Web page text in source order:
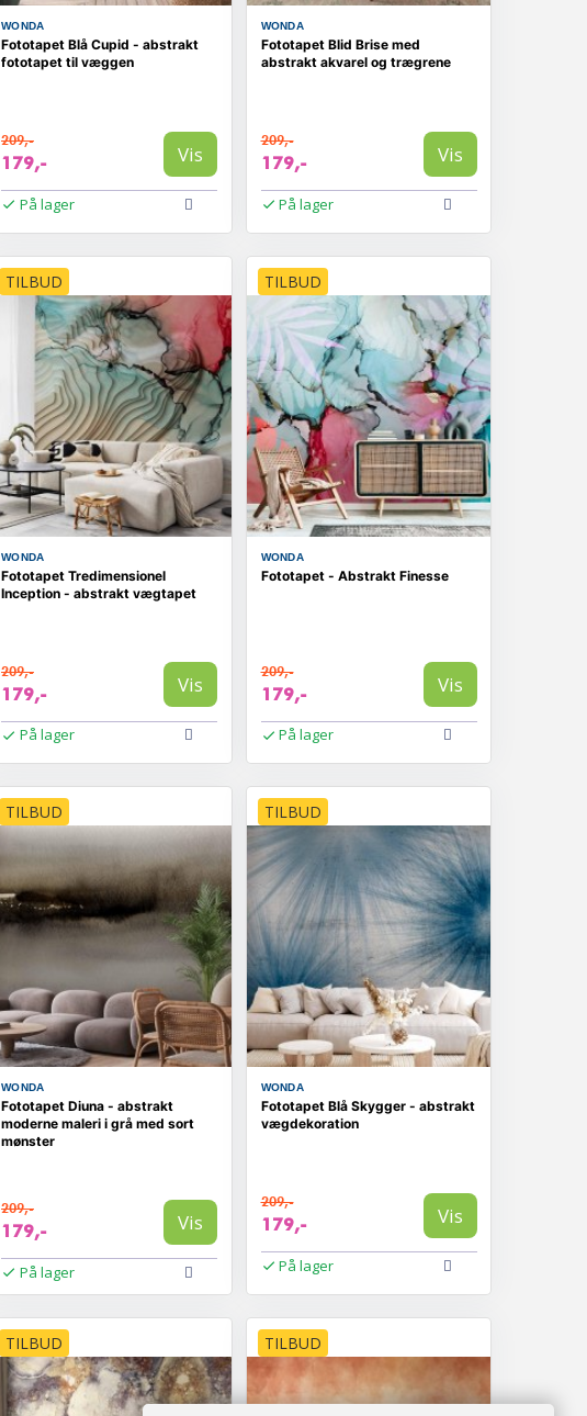
WONDA
Fototapet Blå Cupid - abstrakt
fototapet til væggen
209,-
179,- Vis
På lager
WONDA
Fototapet Blid Brise med
abstrakt akvarel og trægrene
209,-
179,- Vis
På lager
TILBUD
WONDA
Fototapet Tredimensionel
Inception - abstrakt vægtapet
209,-
179,- Vis
På lager
TILBUD
WONDA
Fototapet - Abstrakt Finesse
209,-
179,- Vis
På lager
TILBUD
WONDA
Fototapet Diuna - abstrakt
moderne maleri i grå med sort
mønster
209,-
179,- Vis
På lager
TILBUD
WONDA
Fototapet Blå Skygger - abstrakt
vægdekoration
209,-
179,- Vis
På lager
TILBUD TILBUD